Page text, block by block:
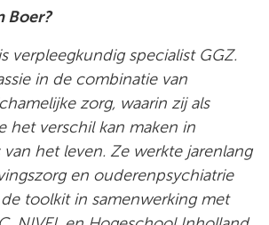
Boer?
verpleegkundig specialist GGZ.
in de combinatie van
zorg, waarin zij als
het verschil kan maken in
van het leven. Ze werkte jarenlang
en ouderenpsychiatrie
toolkit in samenwerking met